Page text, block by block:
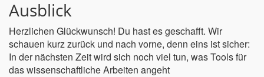
Ausblick
Herzlichen Glückwunsch! Du hast es geschafft. Wir
schauen kurz zurück und nach vorne, denn eins ist sicher:
In der nächsten Zeit wird sich noch viel tun, was Tools für
das wissenschaftliche Arbeiten angeht